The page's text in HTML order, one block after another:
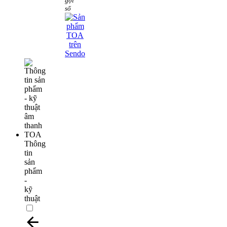
số
Thông
tin
sản
phẩm
-
kỹ
thuật